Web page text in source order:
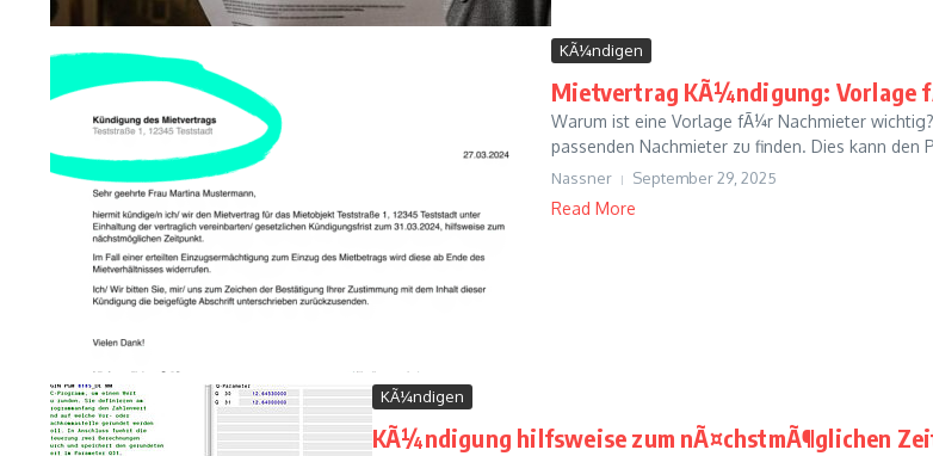
KÃ¼ndigen
Mietvertrag KÃ¼ndigung: Vorlage
Warum ist eine Vorlage fÃ¼r Nachmieter
passenden Nachmieter zu finden. Dies kann den
Nassner September 29, 2025
Read More
KÃ¼ndigen
KÃ¼ndigung hilfsweise zum nÃ¤chstmÃ¶glichen